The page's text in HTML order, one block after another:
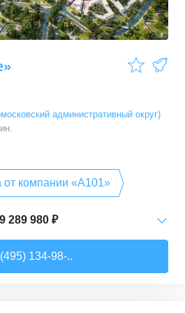
административный округ)
компании «А101»
9 289 980 ₽
134-98-..